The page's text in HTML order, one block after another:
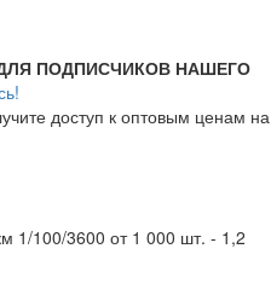
ПОДПИСЧИКОВ НАШЕГО
доступ к оптовым ценам на
1/100/3600 от 1 000 шт. - 1,2